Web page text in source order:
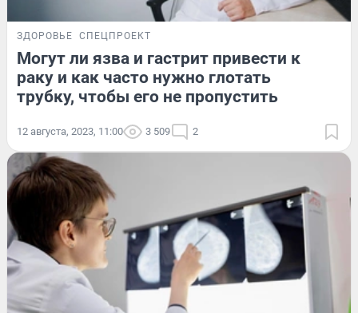
ЗДОРОВЬЕ СПЕЦПРОЕКТ
Могут ли язва и гастрит привести к
раку и как часто нужно глотать
трубку, чтобы его не пропустить
12 августа, 2023, 11:00 3 509 2